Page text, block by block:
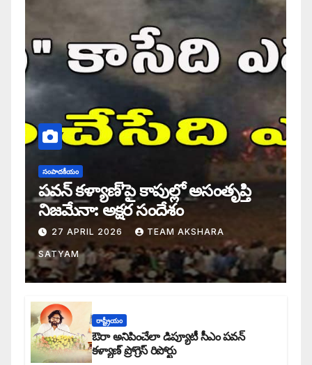
సంపాదకీయం
పవన్ కళ్యాణ్’పై కాపుల్లో అసంతృప్తి
నిజమేనా: అక్షర సందేశం
27 APRIL 2026 TEAM AKSHARA
SATYAM
రాష్ట్రీయం
ఔరా అనిపించేలా డిప్యూటీ సీఎం పవన్
కళ్యాణ్ ప్రోగ్రెస్ రిపోర్టు